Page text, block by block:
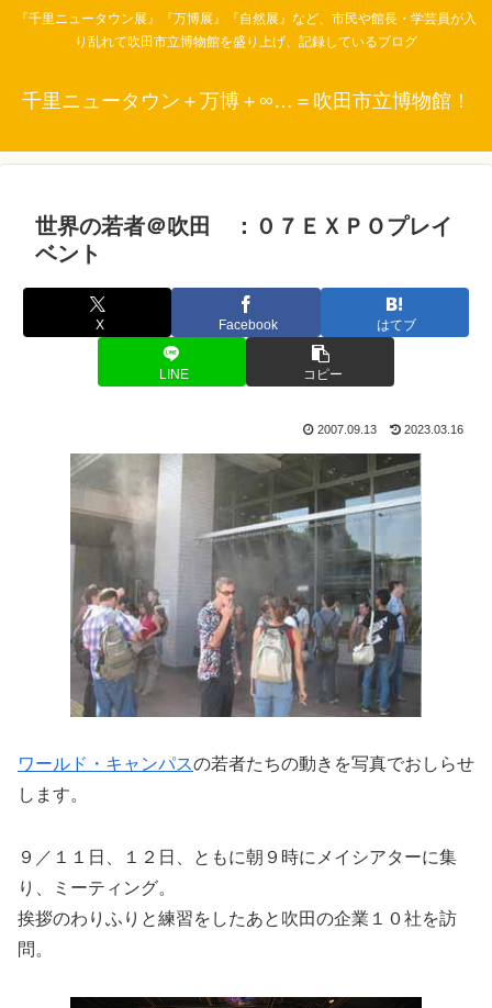
『千里ニュータウン展』『万博展』『自然展』など、市民や館長・学芸員が入
り乱れて吹田市立博物館を盛り上げ、記録しているブログ
千里ニュータウン＋万博＋∞…＝吹田市立博物館！
世界の若者＠吹田 ：０７ＥＸＰＯプレイ
ベント
X Facebook はてブ
LINE コピー
2007.09.13 2023.03.16
ワールド・キャンパスの若者たちの動きを写真でおしらせ
します。
９／１１日、１２日、ともに朝９時にメイシアターに集
り、ミーティング。
挨拶のわりふりと練習をしたあと吹田の企業１０社を訪
問。